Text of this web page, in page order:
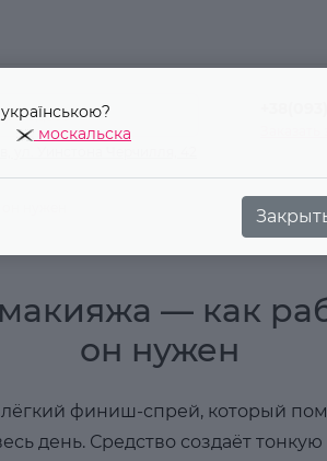
— как
он нужен
финиш-спрей, который
день. Средство создаёт